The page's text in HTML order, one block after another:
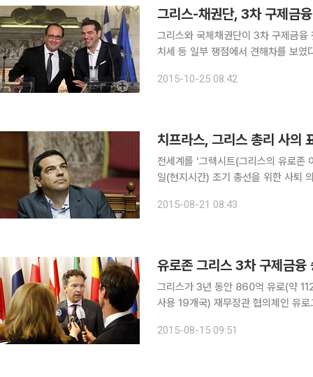
그리스-채권단, 3차 구제금
그리스와 국체채권단이 3차 구제금
치세 등 일부 쟁점에서 견해차를 보였다. 유클리드 차칼로토스 그리스 재무장관이 “정부와
2015-10-25 08:42
전세계를 ‘그렉시트(그리스의 유로존
일(현지시간) 조기 총선을 위한 사퇴 의사를 밝혔다. 이날 치프라스 총리
정해야 한다”고 말했다. 이어 자신과
2015-08-21 08:43
유로존 그리스 3차 구제금
그리스가 3년 동안 860억 유로(약 112조
사용 19개국) 재무장관 협의체인 유
인했다. 3차 구제금융 양해각서
2015-08-15 09:51